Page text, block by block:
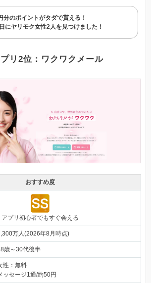
分のポイントがタダで貰える！
にヤリモク女性2人を見つけました！
リ2位：ワクワクメール
おすすめ度
アプリ初心者でもすぐ会える
万人(2026年8月時点)
歳～30代後半
性：無料
ッセージ1通/約50円